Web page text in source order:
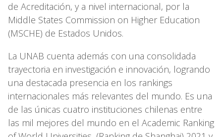
de Acreditación, y a nivel internacional, por la
Middle States Commission on Higher Education
(MSCHE) de Estados Unidos.
La UNAB cuenta además con una consolidada
trayectoria en investigación e innovación, logrando
una destacada presencia en los rankings
internacionales más relevantes del mundo. Es una
de las únicas cuatro instituciones chilenas entre
las mil mejores del mundo en el Academic Ranking